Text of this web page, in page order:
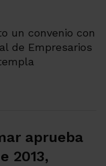
un convenio con
de Empresarios
aprueba
2013,